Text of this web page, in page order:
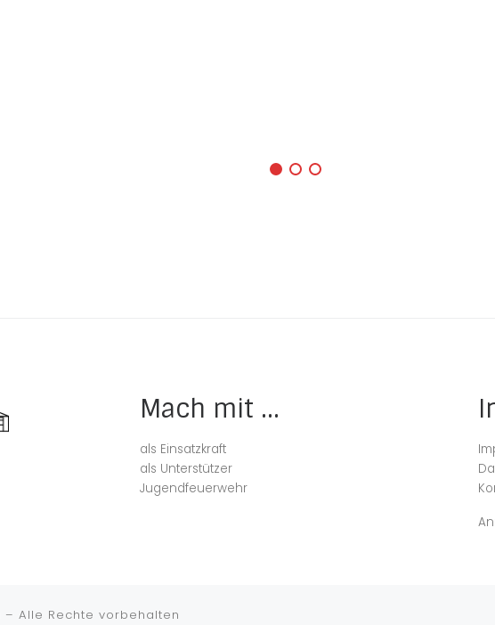
Mach mit ...
als Einsatzkraft
als Unterstützer
Jugendfeuerwehr
– Alle Rechte vorbehalten